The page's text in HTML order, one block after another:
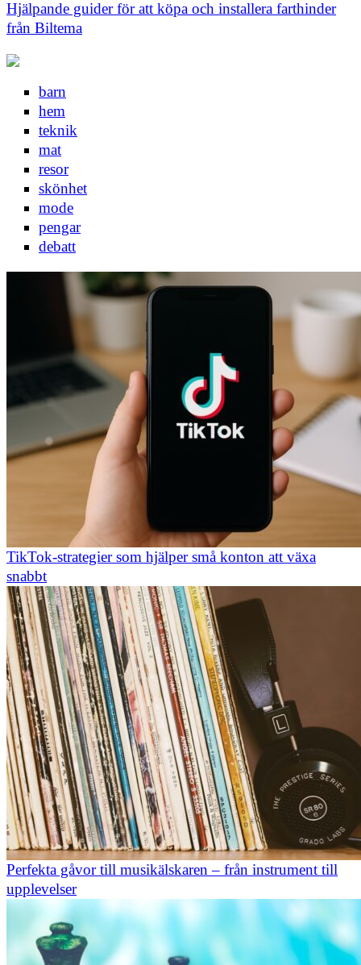
Hjälpande guider för att köpa och installera farthinder
från Biltema
barn
hem
teknik
mat
resor
skönhet
mode
pengar
debatt
TikTok-strategier som hjälper små konton att växa
snabbt
Perfekta gåvor till musikälskaren – från instrument till
upplevelser